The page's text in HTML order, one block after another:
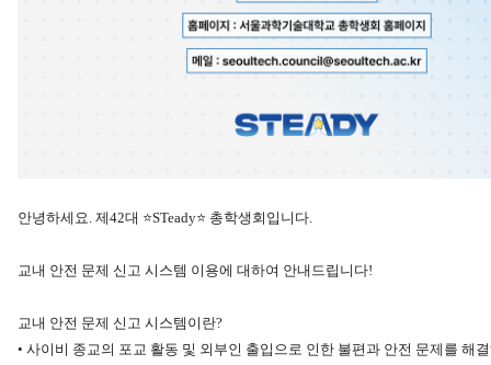
안녕하세요. 제42대 ⭐STeady⭐ 총학생회입니다.
교내 안전 문제 신고 시스템 이용에 대하여 안내드립니다!
교내 안전 문제 신고 시스템이란?
• 사이비 종교의 포교 활동 및 외부인 출입으로 인한 불편과 안전 문제를 해